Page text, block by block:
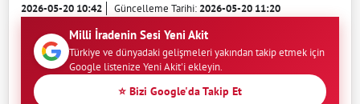
2026-05-20 10:42 Güncelleme Tarihi:2026-05-20 11:20
Milli İradenin Sesi Yeni Akit
Türkiye ve dünyadaki gelişmeleri yakından takip etmek için
Google listenize Yeni Akit'i ekleyin.
⭐ Bizi Google'da Takip Et